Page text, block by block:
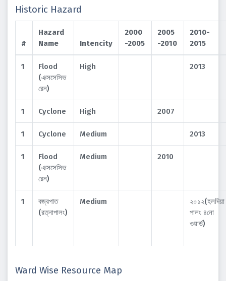
Historic Hazard
#
Hazard
Name
Intencity
2000
-2005
2005
-2010
2010-
2015
1
Flood
(এক্সসেসিভ
রেন)
High 2013
1 Cyclone High 2007
1 Cyclone Medium 2013
1
Flood
(এক্সসেসিভ
রেন)
Medium 2010
1
বজ্রপাত
(রত্নাপালং)
Medium
২০১২(হলদিয়া
পালং ৪নো
ওয়ার্ড)
Ward Wise Resource Map